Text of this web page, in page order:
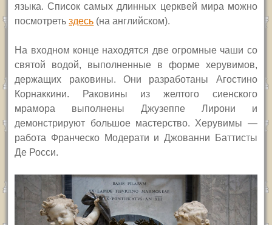
языка. Список самых длинных церквей мира можно
посмотретьздесь (на английском).
На входном конце находятся две огромные чаши со
святой водой, выполненные в форме херувимов,
держащих раковины. Они разработаны Агостино
Корнаккини. Раковины из желтого сиенского
мрамора выполнены Джузеппе Лирони и
демонстрируют большое мастерство. Херувимы —
работа Франческо Модерати и Джованни Баттисты
Де Росси.